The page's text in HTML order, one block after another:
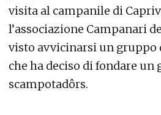
visita al campanile di
l’associazione Campanari
visto avvicinarsi un gruppo
che ha deciso di fondare un
scampotadôrs.